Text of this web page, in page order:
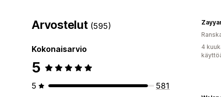
Arvostelut (595)
Kokonaisarvio
5
5
581
4